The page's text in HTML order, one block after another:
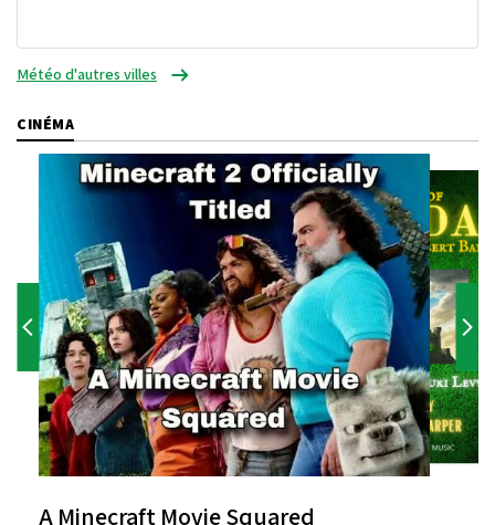
Météo d'autres villes
CINÉMA
A Minecraft Movie Squared